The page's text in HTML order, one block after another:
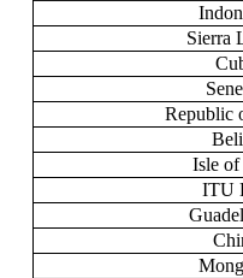
Sierra
Republic
Isle
ITU